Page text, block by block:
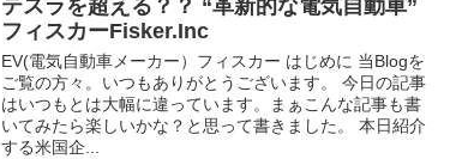
テスラを超える？？ “革新的な電気自動車”
フィスカーFisker.Inc
EV(電気自動車メーカー）フィスカー はじめに 当Blogを
ご覧の方々。いつもありがとうございます。 今日の記事
はいつもとは大幅に違っています。まぁこんな記事も書
いてみたら楽しいかな？と思って書きました。 本日紹介
する米国企...